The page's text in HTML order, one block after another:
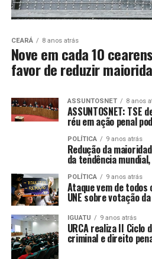
CEARÁ 8 anos atrás
Nove em cada 10
favor de reduzir
ASSUNTOSNET 8 anos
ASSUNTOSNET:
réu em ação penal
POLÍTICA 9 anos atrás
Redução da
da tendência mundial,
POLÍTICA 9 anos atrás
Ataque vem de
UNE sobre votação
IGUATU 9 anos atrás
URCA realiza II
criminal e direito